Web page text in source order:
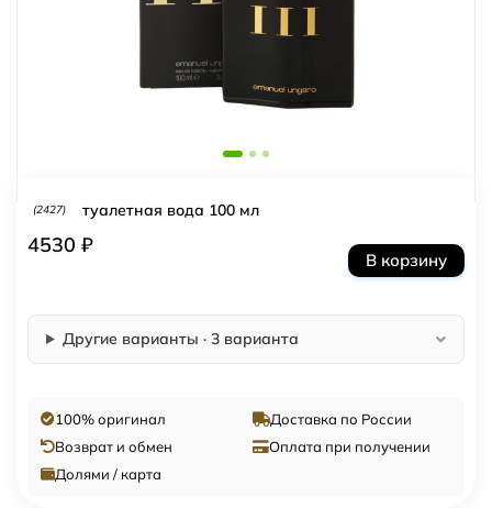
(2427) туалетная вода 100 мл
4530 ₽
В корзину
Другие варианты · 3 варианта
100% оригинал
Доставка по России
Возврат и обмен
Оплата при получении
Долями / карта